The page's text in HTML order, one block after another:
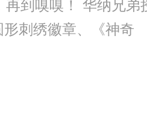
刺绣徽章、《神奇